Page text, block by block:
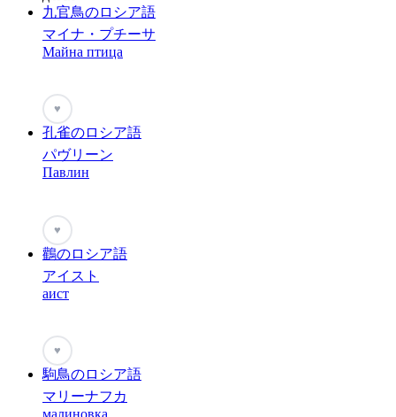
九官鳥のロシア語
マイナ・プチーサ
Майна птица
♥
孔雀のロシア語
パヴリーン
Павлин
♥
鸛のロシア語
アイスト
аист
♥
駒鳥のロシア語
マリーナフカ